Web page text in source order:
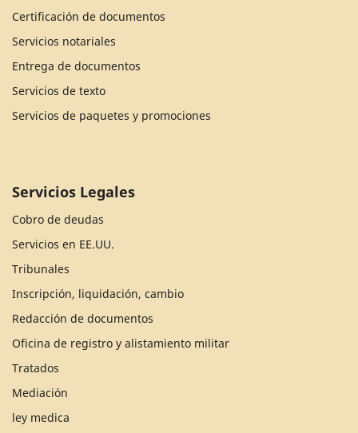
Certificación de documentos
Servicios notariales
Entrega de documentos
Servicios de texto
Servicios de paquetes y promociones
Servicios Legales
Cobro de deudas
Servicios en EE.UU.
Tribunales
Inscripción, liquidación, cambio
Redacción de documentos
Oficina de registro y alistamiento militar
Tratados
Mediación
ley medica